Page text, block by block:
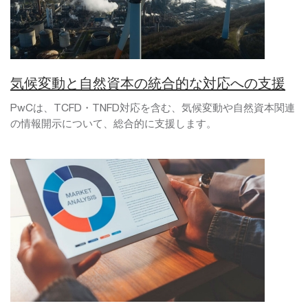
気候変動と自然資本の統合的な対応への支援
PwCは、TCFD・TNFD対応を含む、気候変動や自然資本関連
の情報開示について、総合的に支援します。